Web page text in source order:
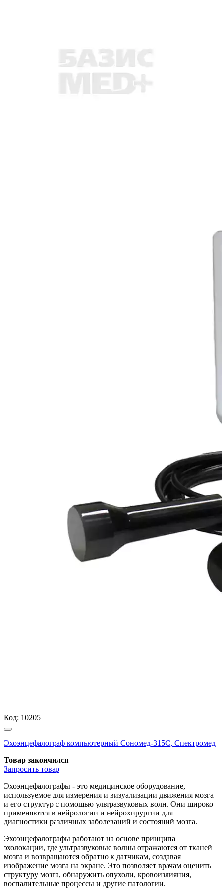
Код: 10205
Эхоэнцефалограф компьютерный Сономед-315С, Спектромед
Товар закончился
Запросить товар
Эхоэнцефалографы - это медицинское оборудование,
используемое для измерения и визуализации движения мозга
и его структур с помощью ультразвуковых волн. Они широко
применяются в нейрологии и нейрохирургии для
диагностики различных заболеваний и состояний мозга.
Эхоэнцефалографы работают на основе принципа
эхолокации, где ультразвуковые волны отражаются от тканей
мозга и возвращаются обратно к датчикам, создавая
изображение мозга на экране. Это позволяет врачам оценить
структуру мозга, обнаружить опухоли, кровоизлияния,
воспалительные процессы и другие патологии.